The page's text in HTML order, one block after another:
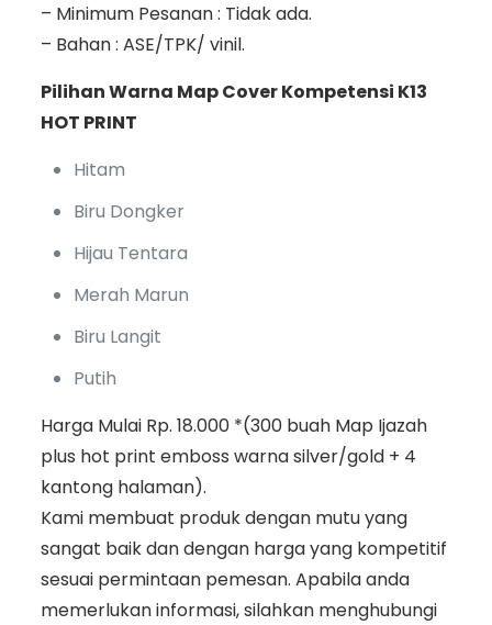
– Minimum Pesanan : Tidak ada.
– Bahan : ASE/TPK/ vinil.
Pilihan Warna Map Cover Kompetensi K13
HOT PRINT
Hitam
Biru Dongker
Hijau Tentara
Merah Marun
Biru Langit
Putih
Harga Mulai Rp. 18.000 *(300 buah Map Ijazah
plus hot print emboss warna silver/gold + 4
kantong halaman).
Kami membuat produk dengan mutu yang
sangat baik dan dengan harga yang kompetitif
sesuai permintaan pemesan. Apabila anda
memerlukan informasi, silahkan menghubungi